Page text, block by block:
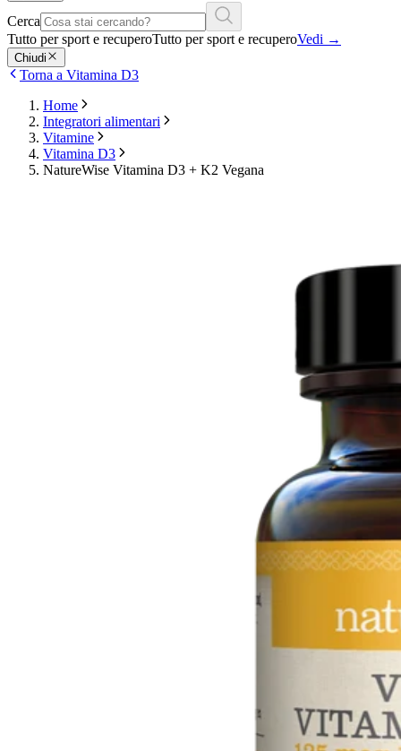
Cerca
Tutto per sport e recuperoTutto per sport e recuperoVedi →
Chiudi
Torna a Vitamina D3
Home
Integratori alimentari
Vitamine
Vitamina D3
NatureWise Vitamina D3 + K2 Vegana